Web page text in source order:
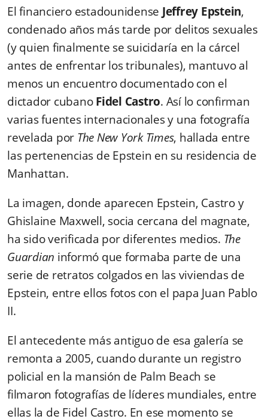
El financiero estadounidense Jeffrey Epstein,
condenado años más tarde por delitos sexuales
(y quien finalmente se suicidaría en la cárcel
antes de enfrentar los tribunales), mantuvo al
menos un encuentro documentado con el
dictador cubanoFidel Castro. Así lo confirman
varias fuentes internacionales y una fotografía
revelada por The New York Times, hallada entre
las pertenencias de Epstein en su residencia de
Manhattan.
La imagen, donde aparecen Epstein, Castro y
Ghislaine Maxwell, socia cercana del magnate,
ha sido verificada por diferentes medios. The
Guardian informó que formaba parte de una
serie de retratos colgados en las viviendas de
Epstein, entre ellos fotos con el papa Juan Pablo
II.
El antecedente más antiguo de esa galería se
remonta a 2005, cuando durante un registro
policial en la mansión de Palm Beach se
filmaron fotografías de líderes mundiales, entre
ellas la de Fidel Castro. En ese momento se